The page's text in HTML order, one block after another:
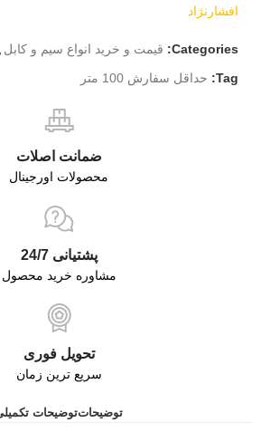
Categories: قیمت و خرید انواع سیم و کابل
Tag:
حداقل سفارش 100 متر
ضمانت اصلات
محصولات اورجینال
پشتیانی 24/7
مشاوره خرید محصول
تحویل فوری
سریع ترین زمان
توضیحاتتوضیحات